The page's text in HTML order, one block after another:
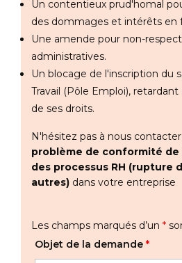
Un contentieux prud'homal
des dommages et intérêts en
Une amende pour non-
administratives.
Un blocage de l'inscription du
Travail (Pôle Emploi),
de ses droits.
N'hésitez pas à nous
problème de conformité de
des processus RH (rupture
autres) dans votre entreprise
Les champs marqués d’un *
Objet de la demande *